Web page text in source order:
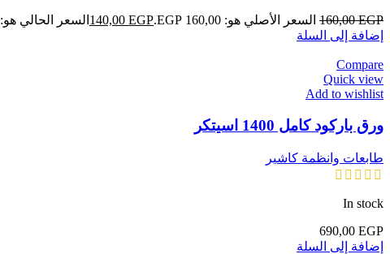
160,00EGP السعر الأصلي هو: 160,00 EGP. 140,00 EGP
السعر الحالي هو: 140,00 EGP.
إضافة إلى السلة
Compare
Quick view
Add to wishlist
ورق باركود كامل 1400 اسيتكر
طابعات وانظمة كاشير
In stock
690,00 EGP
إضافة إلى السلة